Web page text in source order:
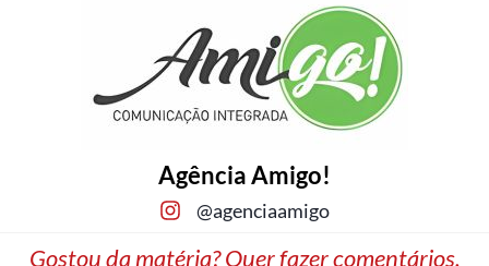
Agência Amigo!
@agenciaamigo
Gostou da matéria? Quer fazer comentários,